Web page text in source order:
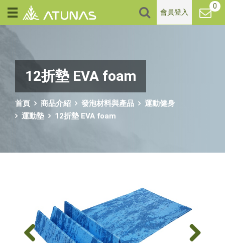
0
會員登入
12折墊 EVA foam
首頁 商品介紹 發泡材料與產品
運動健身
運動墊
12折墊 EVA foam